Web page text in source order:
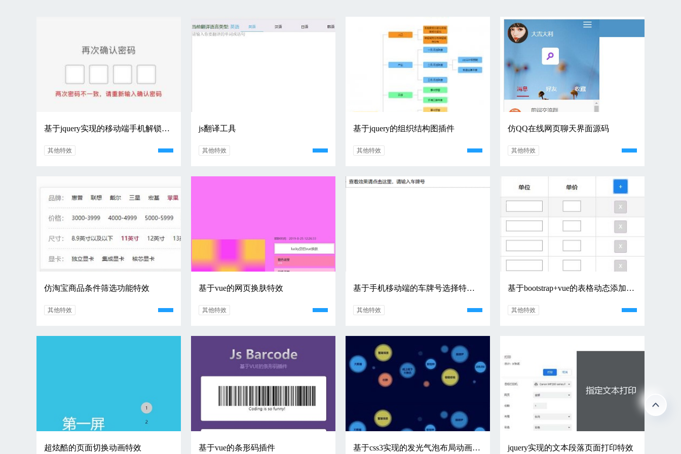
基于jquery实现的移动端手机解锁密码设置验证代码
其他特效
js翻译工具
其他特效
基于jquery的组织结构图插件
其他特效
仿QQ在线网页聊天界面源码
其他特效
仿淘宝商品条件筛选功能特效
其他特效
基于vue的网页换肤特效
其他特效
基于手机移动端的车牌号选择特效（包含新能源）
其他特效
基于bootstrap+vue的表格动态添加编辑源码
其他特效
超炫酷的页面切换动画特效 基于vue的条形码插件 基于css3实现的发光气泡布局动画特效 jquery实现的文本段落页面打印特效